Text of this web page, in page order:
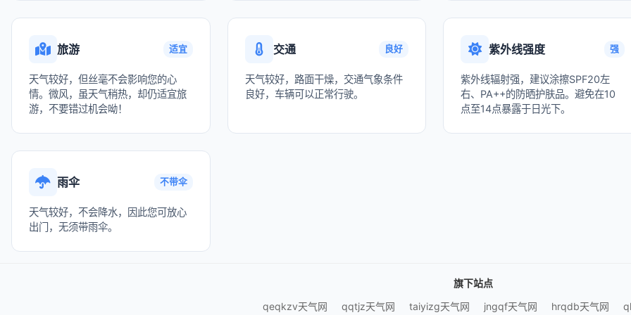
旅游 适宜
天气较好，但丝毫不会影响您的心
情。微风，虽天气稍热，却仍适宜旅
游，不要错过机会呦！
交通 良好
天气较好，路面干燥，交通气象条件
良好，车辆可以正常行驶。
紫外线强度 强
紫外线辐射强，建议涂擦SPF20左
右、PA++的防晒护肤品。避免在10
点至14点暴露于日光下。
雨伞 不带伞
天气较好，不会降水，因此您可放心
出门，无须带雨伞。
旗下站点
qeqkzv天气网
qqtjz天气网 taiyizg天气网 jngqf天气网 hrqdb天气网